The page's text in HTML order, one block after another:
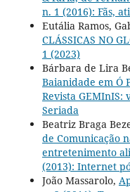
n. 1 (2016): Fãs,
Eutália Ramos,
CLÁSSICAS NO
1 (2023)
Bárbara de Lira
Baianidade em Ó
Revista GEMInIS:
Seriada
Beatriz Braga
de Comunicação
entretenimento
(2013): Internet
João Massarolo,